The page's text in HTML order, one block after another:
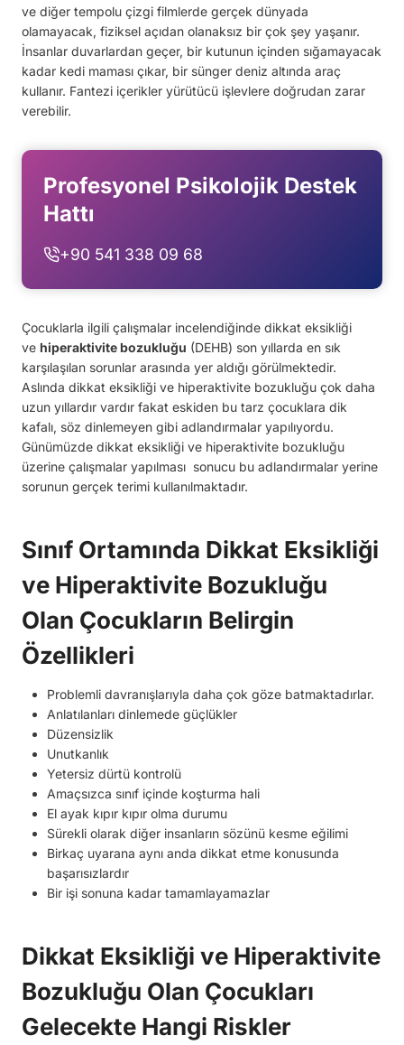
ve diğer tempolu çizgi filmlerde gerçek dünyada
olamayacak, fiziksel açıdan olanaksız bir çok şey yaşanır.
İnsanlar duvarlardan geçer, bir kutunun içinden sığamayacak
kadar kedi maması çıkar, bir sünger deniz altında araç
kullanır. Fantezi içerikler yürütücü işlevlere doğrudan zarar
verebilir.
Profesyonel Psikolojik Destek
Hattı
+90 541 338 09 68
Çocuklarla ilgili çalışmalar incelendiğinde dikkat eksikliği
ve hiperaktivite bozukluğu (DEHB) son yıllarda en sık
karşılaşılan sorunlar arasında yer aldığı görülmektedir.
Aslında dikkat eksikliği ve hiperaktivite bozukluğu çok daha
uzun yıllardır vardır fakat eskiden bu tarz çocuklara dik
kafalı, söz dinlemeyen gibi adlandırmalar yapılıyordu.
Günümüzde dikkat eksikliği ve hiperaktivite bozukluğu
üzerine çalışmalar yapılması sonucu bu adlandırmalar yerine
sorunun gerçek terimi kullanılmaktadır.
Sınıf Ortamında Dikkat Eksikliği
ve Hiperaktivite Bozukluğu
Olan Çocukların Belirgin
Özellikleri
Problemli davranışlarıyla daha çok göze batmaktadırlar.
Anlatılanları dinlemede güçlükler
Düzensizlik
Unutkanlık
Yetersiz dürtü kontrolü
Amaçsızca sınıf içinde koşturma hali
El ayak kıpır kıpır olma durumu
Sürekli olarak diğer insanların sözünü kesme eğilimi
Birkaç uyarana aynı anda dikkat etme konusunda
başarısızlardır
Bir işi sonuna kadar tamamlayamazlar
Dikkat Eksikliği ve Hiperaktivite
Bozukluğu Olan Çocukları
Gelecekte Hangi Riskler